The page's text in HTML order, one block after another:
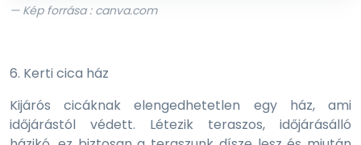
— Kép forrása : canva.com
6. Kerti cica ház
Kijárós cicáknak elengedhetetlen egy ház, ami
időjárástól védett. Létezik teraszos, időjárásálló